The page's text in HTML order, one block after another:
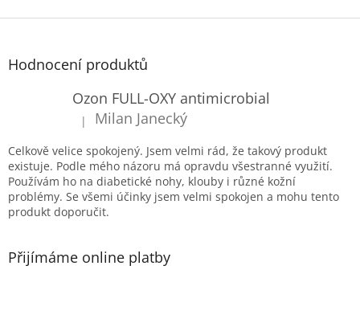
Z
Hodnocení produktů
Ozon FULL-OXY antimicrobial
Hodnocení produktu je 5 z 5 hvězdiček.
| Milan Janecký
Celkově velice spokojený. Jsem velmi rád, že takový produkt
existuje. Podle mého názoru má opravdu všestranné využití.
Používám ho na diabetické nohy, klouby i různé kožní
problémy. Se všemi účinky jsem velmi spokojen a mohu tento
produkt doporučit.
Přijímáme online platby